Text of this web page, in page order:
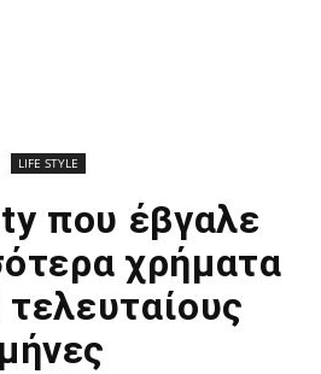
LIFE STYLE
που έβγαλε
χρήματα
μήνες